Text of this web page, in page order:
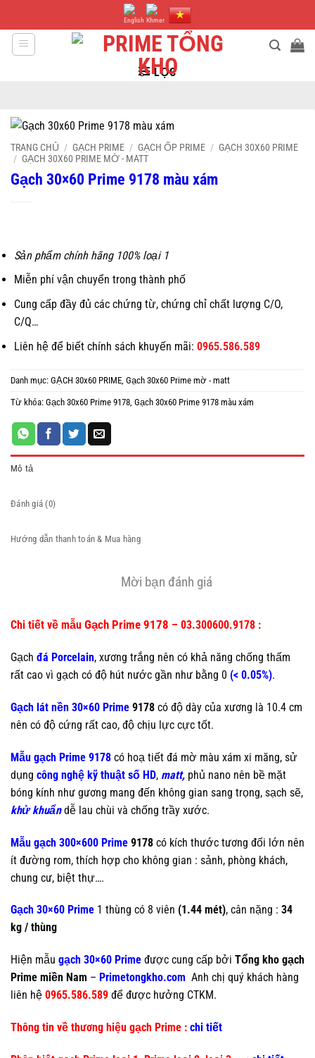
LỌC
TRANG CHỦ / GẠCH PRIME / GẠCH ỐP PRIME / GẠCH 30X60 PRIME
/ GẠCH 30X60 PRIME MỜ - MATT
Gạch 30×60 Prime 9178 màu xám
Sản phẩm chính hãng 100% loại 1
Miễn phí vận chuyển trong thành phố
Cung cấp đầy đủ các chứng từ, chứng chỉ chất lượng C/O,
C/Q…
Liên hệ để biết chính sách khuyến mãi: 0965.586.589
Danh mục: GẠCH 30x60 PRIME, Gạch 30x60 Prime mờ - matt
Từ khóa: Gạch 30x60 Prime 9178, Gạch 30x60 Prime 9178 màu xám
Mô tả
Đánh giá (0)
Hướng dẫn thanh toán & Mua hàng
Mời bạn đánh giá
Chi tiết về mẫu Gạch Prime 9178 – 03.300600.9178 :
Gạch đá Porcelain, xương trắng nên có khả năng chống thấm
rất cao vì gạch có độ hút nước gần như bằng 0 (< 0.05%).
Gạch lát nền 30×60 Prime 9178 có độ dày của xương là 10.4 cm
nên có độ cứng rất cao, độ chịu lực cực tốt.
Mẫu gạch Prime 9178 có hoạ tiết đá mờ màu xám xi măng, sử
dụng công nghệ kỹ thuật số HD, matt, phủ nano nên bề mặt
bóng kính như gương mang đến không gian sang trọng, sạch sẽ,
khử khuẩn dễ lau chùi và chống trầy xước.
Mẫu gạch 300×600 Prime 9178 có kích thước tương đối lớn nên
ít đường rom, thích hợp cho không gian : sảnh, phòng khách,
chung cư, biệt thự….
Gạch 30×60 Prime 1 thùng có 8 viên (1.44 mét), cân nặng : 34
kg / thùng
Hiện mẫu gạch 30×60 Prime được cung cấp bởi Tổng kho gạch
Prime miền Nam – Primetongkho.com Anh chị quý khách hàng
liên hệ 0965.586.589 để được hưởng CTKM.
Thông tin về thương hiệu gạch Prime : chi tiết